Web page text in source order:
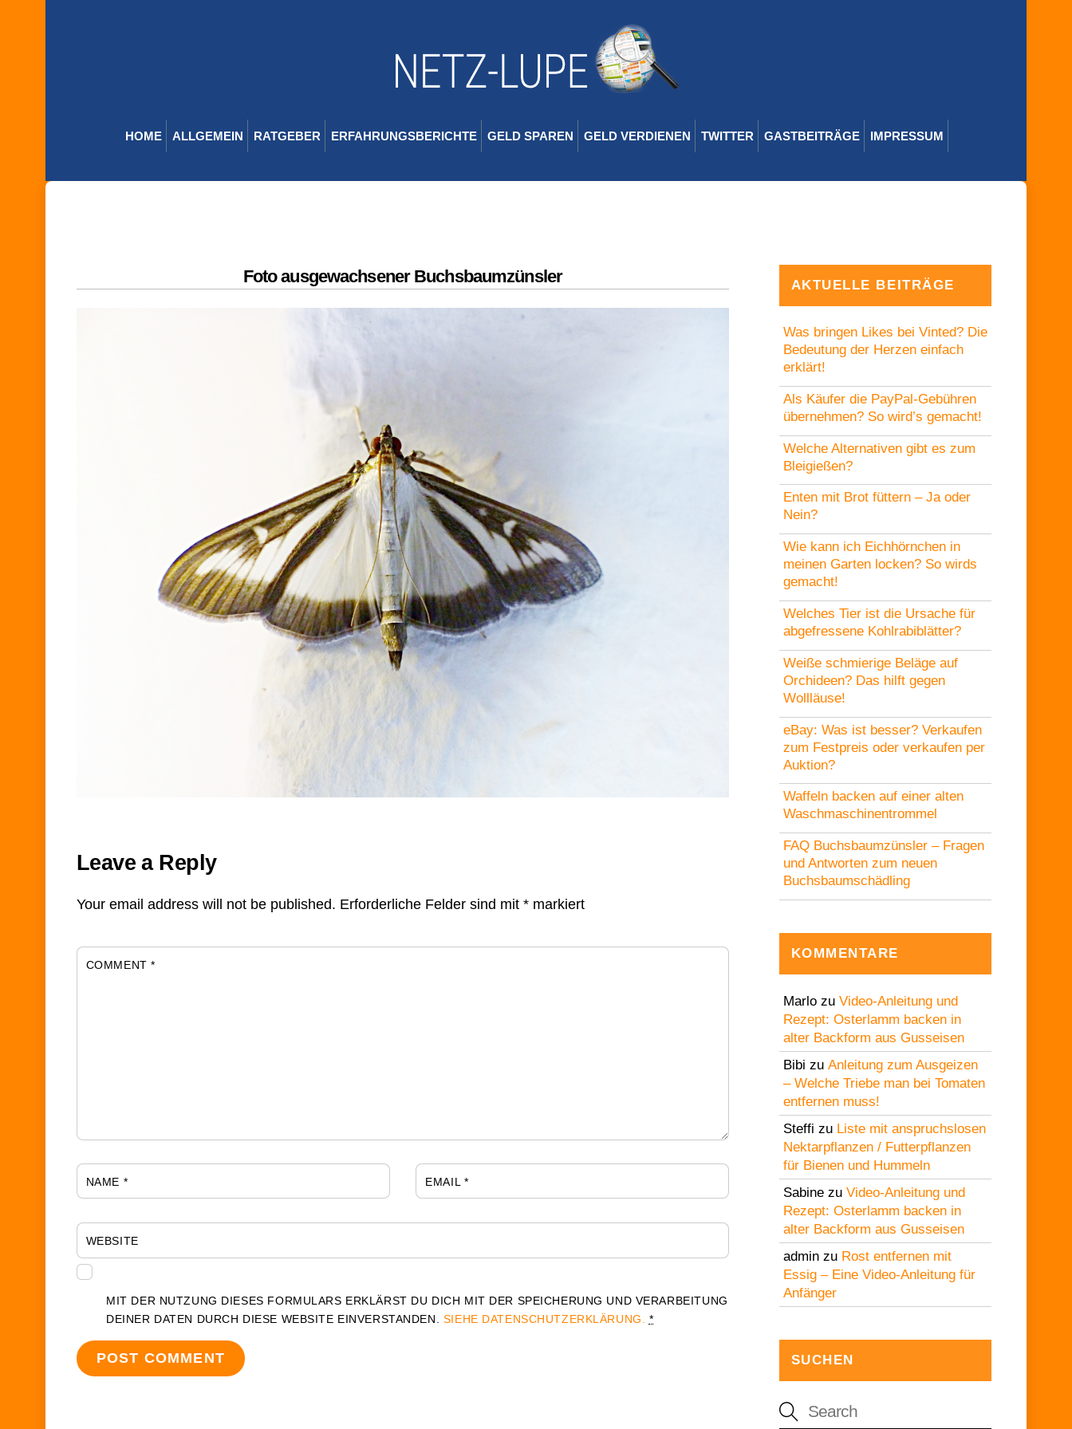
HOME ALLGEMEIN RATGEBER ERFAHRUNGSBERICHTE GELD SPAREN GELD VERDIENEN TWITTER GASTBEITRÄGE IMPRESSUM
Foto ausgewachsener Buchsbaumzünsler
Leave a Reply
Your email address will not be published. Erforderliche Felder sind mit *markiert
COMMENT*
NAME * EMAIL *
WEBSITE
MIT DER NUTZUNG DIESES FORMULARS ERKLÄRST DU DICH MIT DER SPEICHERUNG UND VERARBEITUNG
DEINER DATEN DURCH DIESE WEBSITE EINVERSTANDEN. SIEHE DATENSCHUTZERKLÄRUNG. *
AKTUELLE BEITRÄGE
Was bringen Likes bei Vinted? Die
Bedeutung der Herzen einfach
erklärt!
Als Käufer die PayPal-Gebühren
übernehmen? So wird’s gemacht!
Welche Alternativen gibt es zum
Bleigießen?
Enten mit Brot füttern – Ja oder
Nein?
Wie kann ich Eichhörnchen in
meinen Garten locken? So wirds
gemacht!
Welches Tier ist die Ursache für
abgefressene Kohlrabiblätter?
Weiße schmierige Beläge auf
Orchideen? Das hilft gegen
Wollläuse!
eBay: Was ist besser? Verkaufen
zum Festpreis oder verkaufen per
Auktion?
Waffeln backen auf einer alten
Waschmaschinentrommel
FAQ Buchsbaumzünsler – Fragen
und Antworten zum neuen
Buchsbaumschädling
KOMMENTARE
Marlozu Video-Anleitung und
Rezept: Osterlamm backen in
alter Backform aus Gusseisen
Bibi zu Anleitung zum Ausgeizen
– Welche Triebe man bei Tomaten
entfernen muss!
Steffi zu Liste mit anspruchslosen
Nektarpflanzen / Futterpflanzen
für Bienen und Hummeln
Sabinezu Video-Anleitung und
Rezept: Osterlamm backen in
alter Backform aus Gusseisen
adminzu Rost entfernen mit
Essig – Eine Video-Anleitung für
Anfänger
SUCHEN